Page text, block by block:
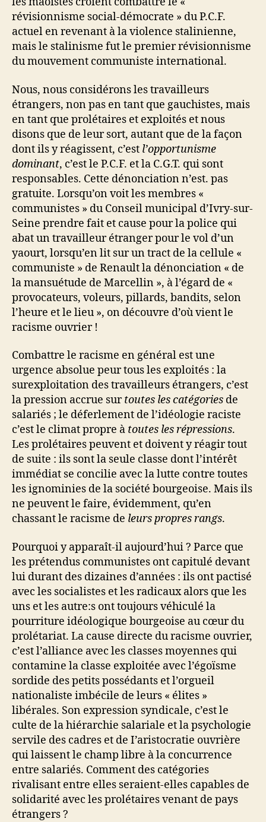
révisionnisme social-démocrate » du P.C.F.
actuel en revenant à la violence stalinienne,
mais le stalinisme fut le premier révisionnisme
du mouvement communiste international.
Nous, nous considérons les travailleurs
étrangers, non pas en tant que gauchistes, mais
en tant que prolétaires et exploités et nous
disons que de leur sort, autant que de la façon
dont ils y réagissent, c’est l’opportunisme
dominant, c’est le P.C.F. et la C.G.T. qui sont
responsables. Cette dénonciation n’est. pas
gratuite. Lorsqu’on voit les membres «
communistes » du Conseil municipal d’Ivry-sur-
Seine prendre fait et cause pour la police qui
abat un travailleur étranger pour le vol d’un
yaourt, lorsqu’en lit sur un tract de la cellule «
communiste » de Renault la dénonciation « de
la mansuétude de Marcellin », à l’égard de «
provocateurs, voleurs, pillards, bandits, selon
l’heure et le lieu », on découvre d’où vient le
racisme ouvrier !
Combattre le racisme en général est une
urgence absolue peur tous les exploités : la
surexploitation des travailleurs étrangers, c’est
la pression accrue surtoutes les catégories de
salariés ; le déferlement de l’idéologie raciste
c’est le climat propre à toutes les répressions.
Les prolétaires peuvent et doivent y réagir tout
de suite : ils sont la seule classe dont l’intérêt
immédiat se concilie avec la lutte contre toutes
les ignominies de la société bourgeoise. Mais ils
ne peuvent le faire, évidemment, qu’en
chassant le racisme de leurs propres rangs.
Pourquoi y apparaît-il aujourd’hui ? Parce que
les prétendus communistes ont capitulé devant
lui durant des dizaines d’années : ils ont pactisé
avec les socialistes et les radicaux alors que les
uns et les autre:s ont toujours véhiculé la
pourriture idéologique bourgeoise au cœur du
prolétariat. La cause directe du racisme ouvrier,
c’est l’alliance avec les classes moyennes qui
contamine la classe exploitée avec l’égoïsme
sordide des petits possédants et l’orgueil
nationaliste imbécile de leurs « élites »
libérales. Son expression syndicale, c’est le
culte de la hiérarchie salariale et la psychologie
servile des cadres et de I’aristocratie ouvrière
qui laissent le champ libre à la concurrence
entre salariés. Comment des catégories
rivalisant entre elles seraient-elles capables de
solidarité avec les prolétaires venant de pays
étrangers ?